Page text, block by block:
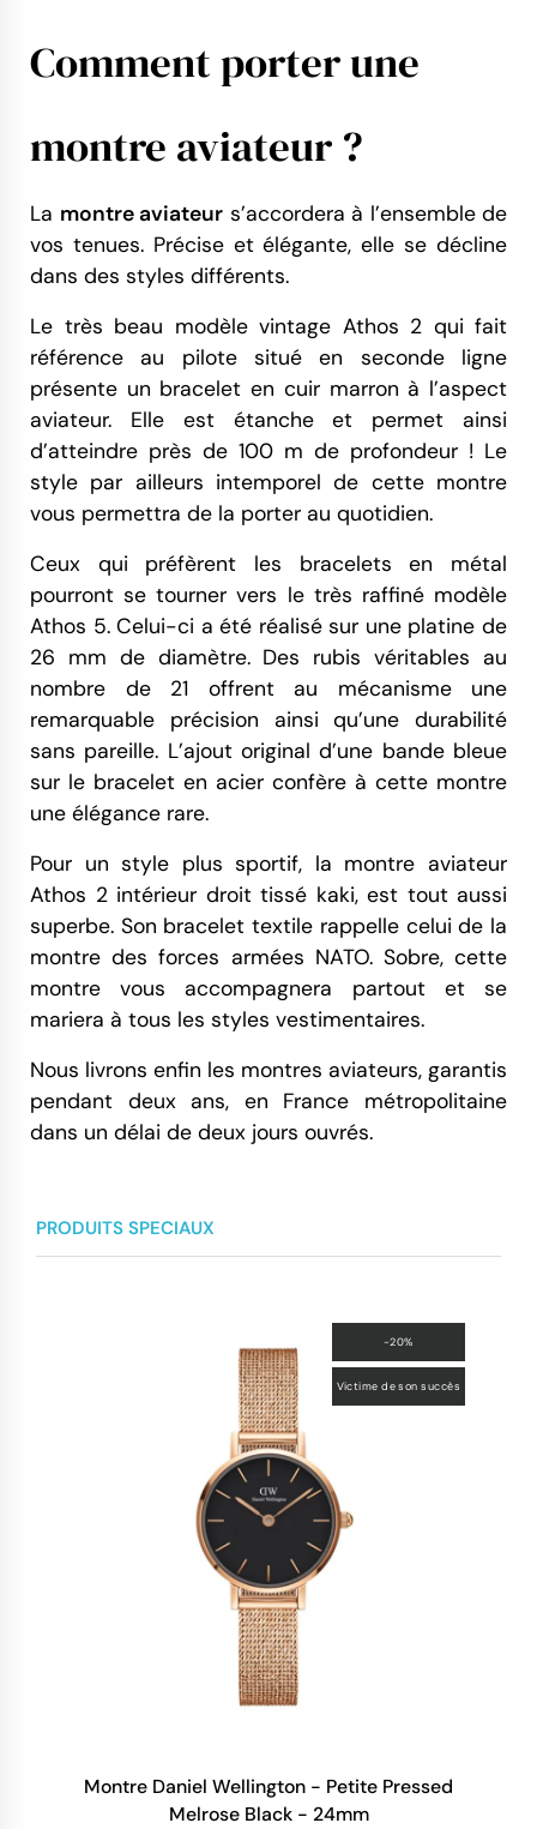
Comment porter une
montre aviateur ?
La montre aviateur s’accordera à l’ensemble de
vos tenues. Précise et élégante, elle se décline
dans des styles différents.
Le très beau modèle vintage Athos 2 qui fait
référence au pilote situé en seconde ligne
présente un bracelet en cuir marron à l’aspect
aviateur. Elle est étanche et permet ainsi
d’atteindre près de 100 m de profondeur ! Le
style par ailleurs intemporel de cette montre
vous permettra de la porter au quotidien.
Ceux qui préfèrent les bracelets en métal
pourront se tourner vers le très raffiné modèle
Athos 5. Celui-ci a été réalisé sur une platine de
26 mm de diamètre. Des rubis véritables au
nombre de 21 offrent au mécanisme une
remarquable précision ainsi qu’une durabilité
sans pareille. L’ajout original d’une bande bleue
sur le bracelet en acier confère à cette montre
une élégance rare.
Pour un style plus sportif, la montre aviateur
Athos 2 intérieur droit tissé kaki, est tout aussi
superbe. Son bracelet textile rappelle celui de la
montre des forces armées NATO. Sobre, cette
montre vous accompagnera partout et se
mariera à tous les styles vestimentaires.
Nous livrons enfin les montres aviateurs, garantis
pendant deux ans, en France métropolitaine
dans un délai de deux jours ouvrés.
PRODUITS SPECIAUX
-20%
Victime de son succès
Montre Daniel Wellington - Petite Pressed
Melrose Black - 24mm